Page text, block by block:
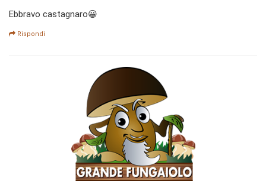
Ebbravo castagnaro😀
Rispondi